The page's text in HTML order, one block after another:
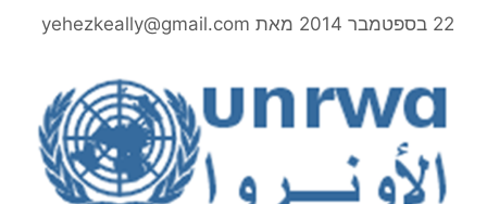
22 בספטמבר 2014 מאת yehezkeally@gmail.com